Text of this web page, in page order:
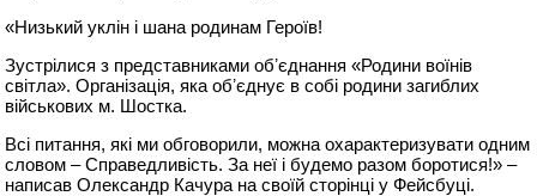
«Низький уклін і шана родинам Героїв!
Зустрілися з представниками обʼєднання «Родини воїнів
світла». Організація, яка обʼєднує в собі родини загиблих
військових м. Шостка.
Всі питання, які ми обговорили, можна охарактеризувати одним
словом – Справедливість. За неї і будемо разом боротися!» –
написав Олександр Качура на своїй сторінці у Фейсбуці.